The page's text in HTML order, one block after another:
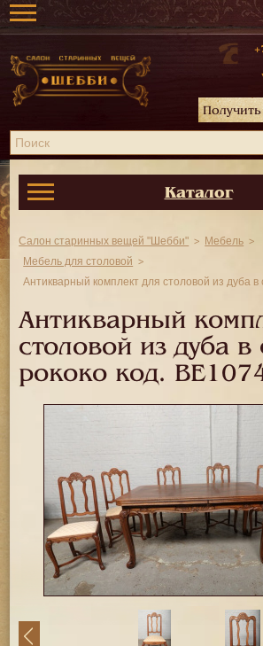
Каталог
Салон старинных вещей "Шебби"
Мебель
Мебель для столовой
Антикварный комплект для столовой из дуба в
Антикварный
столовой из дуба в
рококо код.